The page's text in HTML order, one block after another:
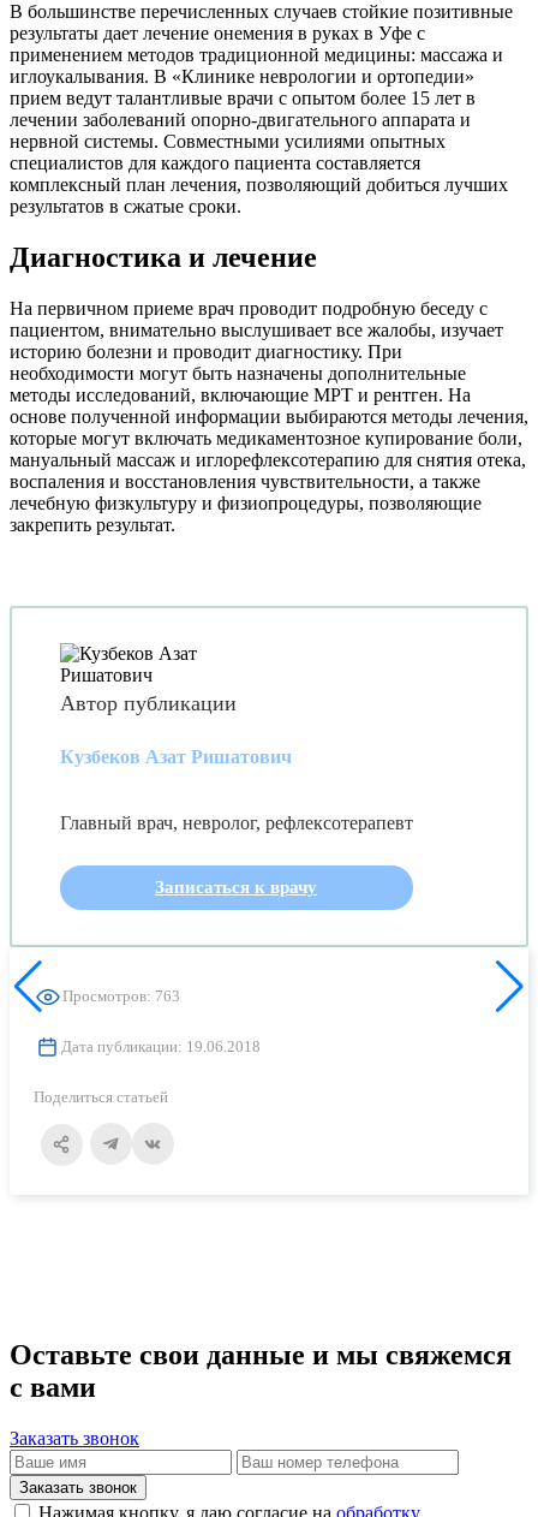
В большинстве перечисленных случаев стойкие позитивные
результаты дает лечение онемения в руках в Уфе с
применением методов традиционной медицины: массажа и
иглоукалывания. В «Клинике неврологии и ортопедии»
прием ведут талантливые врачи с опытом более 15 лет в
лечении заболеваний опорно-двигательного аппарата и
нервной системы. Совместными усилиями опытных
специалистов для каждого пациента составляется
комплексный план лечения, позволяющий добиться лучших
результатов в сжатые сроки.
Диагностика и лечение
На первичном приеме врач проводит подробную беседу с
пациентом, внимательно выслушивает все жалобы, изучает
историю болезни и проводит диагностику. При
необходимости могут быть назначены дополнительные
методы исследований, включающие МРТ и рентген. На
основе полученной информации выбираются методы лечения,
которые могут включать медикаментозное купирование боли,
мануальный массаж и иглорефлексотерапию для снятия отека,
воспаления и восстановления чувствительности, а также
лечебную физкультуру и физиопроцедуры, позволяющие
закрепить результат.
Автор публикации
Кузбеков Азат Ришатович
Главный врач, невролог, рефлексотерапевт
Записаться к врачу
Просмотров: 763
Дата публикации: 19.06.2018
Поделиться статьей
Оставьте свои данные и мы свяжемся
с вами
Заказать звонок
Заказать звонок